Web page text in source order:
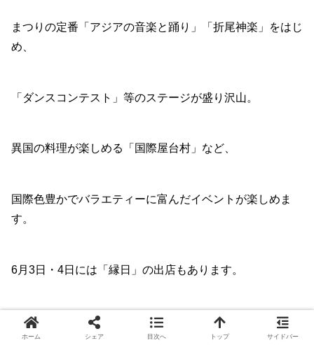
まつりの定番「アジアの音楽と踊り」「折尾神楽」をはじ
め、
「ダンスコンテスト」等のステージが盛り沢山。
異国の料理が楽しめる「国際屋台村」など、
国際色豊かでバラエティーに富んだイベントが楽しめま
す。
6月3日・4日には「縁日」の出店もあります。
開催日時
ホーム シェア 目次へ トップ サイドバー